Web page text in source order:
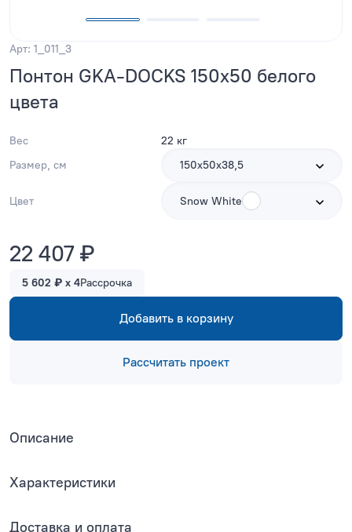
Арт: 1_011_3
Понтон GKA-DOCKS 150x50 белого
цвета
Вес
22 кг
Размер, см
150х50х38,5
Цвет Snow White
22 407 ₽
5 602 ₽ x 4Рассрочка
Добавить в корзину
Рассчитать проект
Описание
Характеристики
Доставка и оплата